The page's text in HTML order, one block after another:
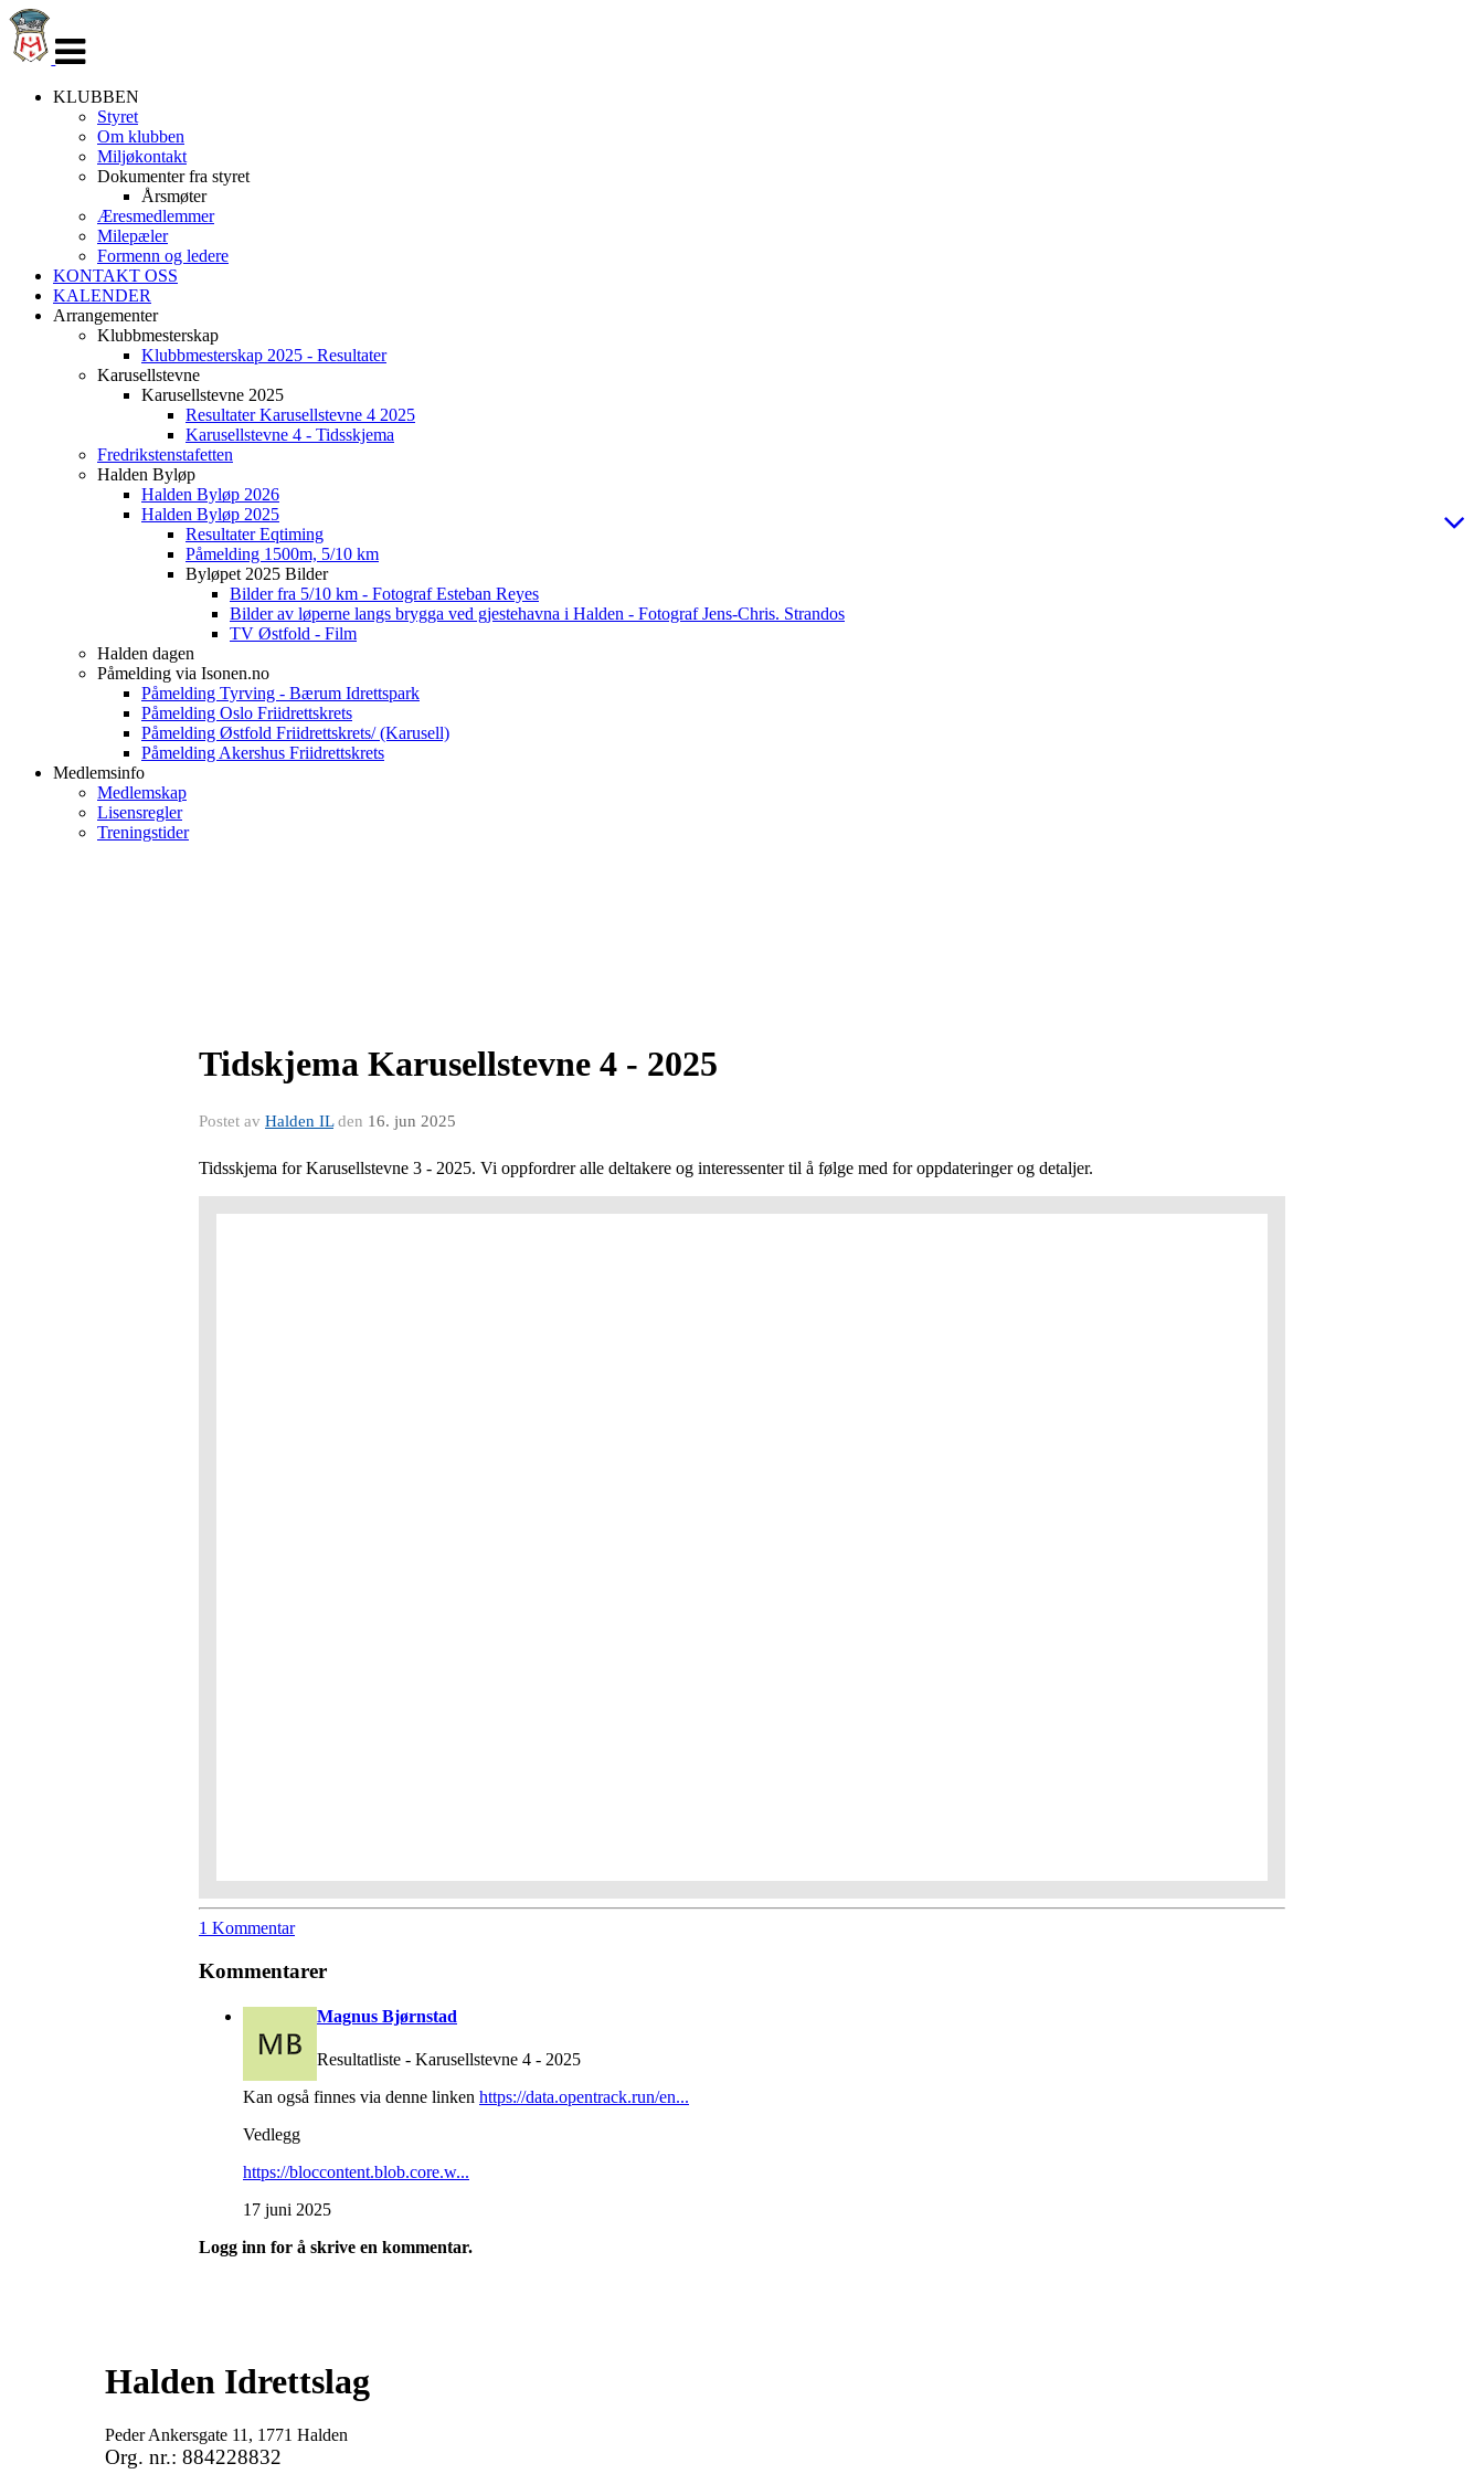
navigasjon
KLUBBEN
Styret
Om klubben
Miljøkontakt
Dokumenter fra styret
Årsmøter
Æresmedlemmer
Milepæler
Formenn og ledere
KONTAKT OSS
KALENDER
Arrangementer
Klubbmesterskap
Klubbmesterskap 2025 - Resultater
Karusellstevne
Karusellstevne 2025
Resultater Karusellstevne 4 2025
Karusellstevne 4 - Tidsskjema
Fredrikstenstafetten
Halden Byløp
Halden Byløp 2026
Halden Byløp 2025
Resultater Eqtiming
Påmelding 1500m, 5/10 km
Byløpet 2025 Bilder
Bilder fra 5/10 km - Fotograf Esteban Reyes
Bilder av løperne langs brygga ved gjestehavna i Halden - Fotograf Jens-Chris. Strandos
TV Østfold - Film
Halden dagen
Påmelding via Isonen.no
Påmelding Tyrving - Bærum Idrettspark
Påmelding Oslo Friidrettskrets
Påmelding Østfold Friidrettskrets/ (Karusell)
Påmelding Akershus Friidrettskrets
Medlemsinfo
Medlemskap
Lisensregler
Treningstider
Tidskjema Karusellstevne 4 - 2025
Postet av Halden ILden 16. jun 2025
Tidsskjema for Karusellstevne 3 - 2025. Vi oppfordrer alle deltakere og interessenter til å følge med for oppdateringer og detaljer.
1 Kommentar
Kommentarer
Magnus Bjørnstad
Resultatliste - Karusellstevne 4 - 2025
Kan også finnes via denne linken https://data.opentrack.run/en...
Vedlegg
https://bloccontent.blob.core.w...
17 juni 2025
Logg inn for å skrive en kommentar.
Halden Idrettslag
Peder Ankersgate 11, 1771 Halden
Org. nr.: 884228832